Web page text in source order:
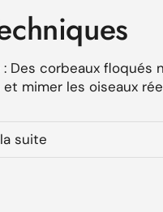
: Des corbeaux floqués
mimer les oiseaux
durer, avec une
dynamiques.
suite